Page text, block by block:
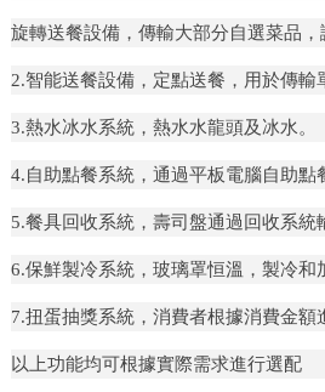
旋轉送餐設備，傳輸大部分自選菜品
2.智能送餐設備，定點送餐，用於傳輸
3.熱水冰水系統，熱水水龍頭及冰水。
4.自助點餐系統，通過平板電腦自助點
5.餐具回收系統，壽司盤通過回收系統
6.保鮮製冷系統，玻璃罩恒溫，製冷和
7.扭蛋抽獎系統，消費者根據消費金額
以上功能均可根據實際需求進行選配